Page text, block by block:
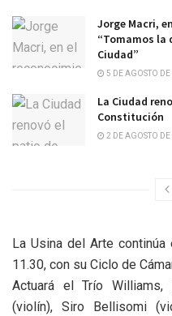
Jorge Macri,
“Tomamos la
Ciudad”
5 DE AGOSTO
La Ciudad
Constitución
2 DE AGOSTO
La Usina del Arte
11.30, con su Ciclo de
Actuará el Trío Williams,
(violín), Siro Bellisomi